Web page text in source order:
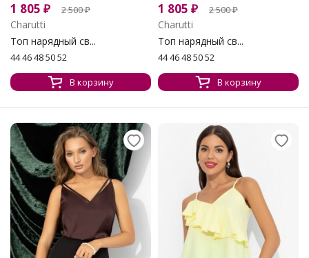
1 805 ₽ 2 500₽
Charutti
Топ нарядный св...
44 46 48 50 52
В корзину
1 805 ₽ 2 500₽
Charutti
Топ нарядный св...
44 46 48 50 52
В корзину